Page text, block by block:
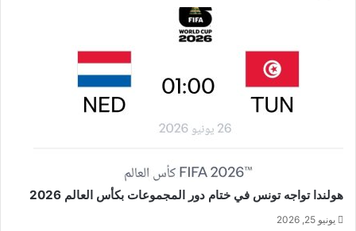
هولندا تواجه تونس في ختام دور المجموعات بكأس العالم 2026
يونيو 25, 2026